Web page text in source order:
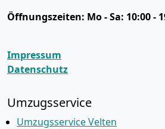
Öffnungszeiten: Mo - Sa: 10:00 -
Impressum
Datenschutz
Umzugsservice
Umzugsservice Velten